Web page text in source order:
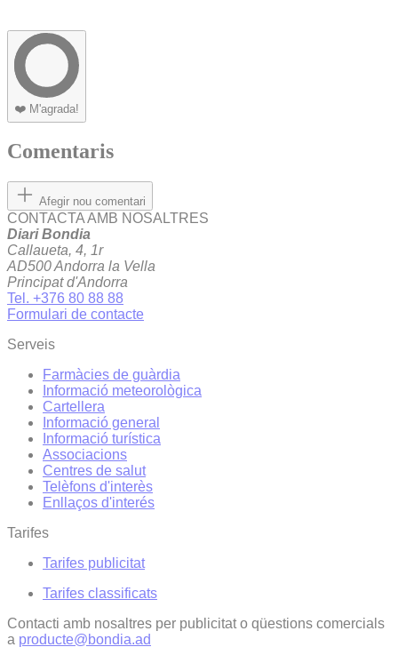
❤️ M'agrada!
Comentaris
Afegir nou comentari
CONTACTA AMB NOSALTRES
Diari Bondia
Callaueta, 4, 1r
AD500 Andorra la Vella
Principat d'Andorra
Tel. +376 80 88 88
Formulari de contacte
Serveis
Farmàcies de guàrdia
Informació meteorològica
Cartellera
Informació general
Informació turística
Associacions
Centres de salut
Telèfons d'interès
Enllaços d'interés
Tarifes
Tarifes publicitat
Tarifes classificats
Contacti amb nosaltres per publicitat o qüestions comercials
a producte@bondia.ad